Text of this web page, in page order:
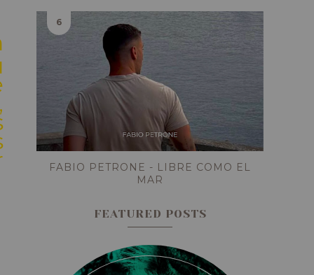
FABIO PETRONE - LIBRE COMO EL
MAR
FEATURED POSTS